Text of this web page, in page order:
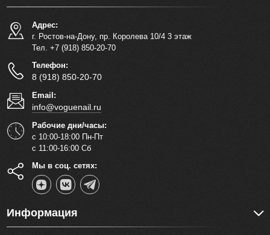
Адрес:
г. Ростов-на-Дону, пр. Королева 10/4 3 этаж
Тел. +7 (918) 850-20-70
Телефон:
8 (918) 850-20-70
Email:
info@voguenail.ru
Рабочие дни/часы:
с 10:00-18:00 Пн-Пт
с 11:00-16:00 Сб
Мы в соц. сетях:
Информация